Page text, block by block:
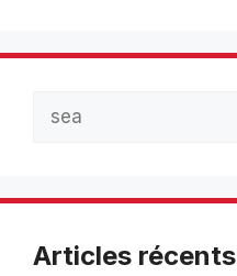
Articles récents